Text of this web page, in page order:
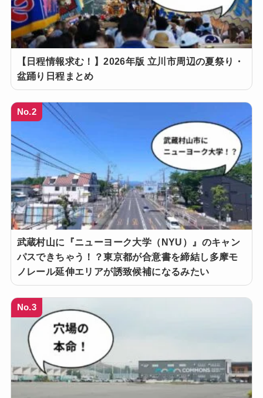
【日程情報求む！】2026年版 立川市周辺の夏祭り・
盆踊り日程まとめ
No.2
武蔵村山に『ニューヨーク大学（NYU）』のキャン
パスできちゃう！？東京都が合意書を締結し多摩モ
ノレール延伸エリアが誘致候補になるみたい
No.3